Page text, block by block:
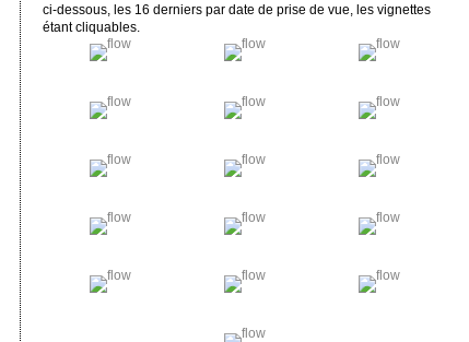
ci-dessous, les 16 derniers par date de prise de vue, les vignettes
étant cliquables.